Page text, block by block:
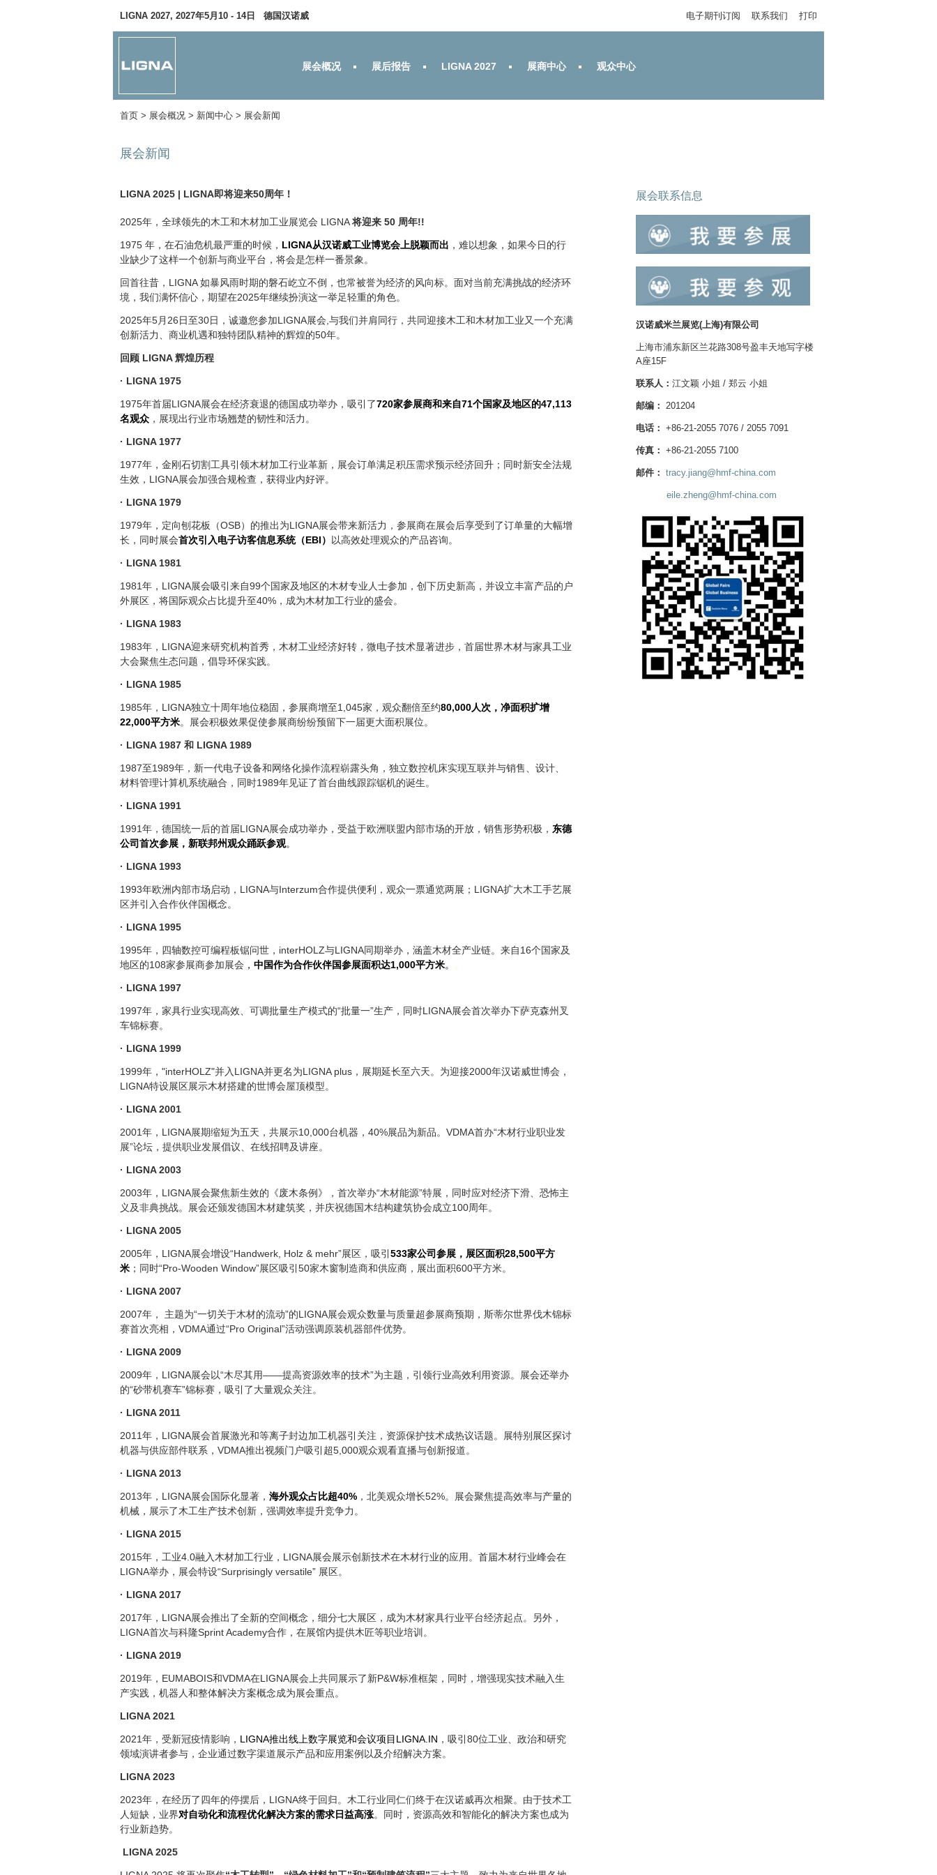
LIGNA 2027, 2027年5月10 - 14日 德国汉诺威 电子期刊订阅 联系我们 打印
展会概况 展后报告 LIGNA 2027 展商中心 观众中心
首页 > 展会概况 > 新闻中心 > 展会新闻
展会新闻
LIGNA 2025 | LIGNA即将迎来50周年！
2025年，全球领先的木工和木材加工业展览会 LIGNA将迎来 50 周年!!
1975 年，在石油危机最严重的时候， LIGNA从汉诺威工业博览会上脱颖而出 ，难以想象，如果今日的行
业缺少了这样一个创新与商业平台，将会是怎样一番景象。
回首往昔，LIGNA 如暴风雨时期的磐石屹立不倒，也常被誉为经济的风向标。面对当前充满挑战的经济环
境，我们满怀信心，期望在2025年继续扮演这一举足轻重的角色。
2025年5月26日至30日，诚邀您参加LIGNA展会,与我们并肩同行，共同迎接木工和木材加工业又一个充满
创新活力、商业机遇和独特团队精神的辉煌的50年。
回顾 LIGNA 辉煌历程
· LIGNA 1975
1975年首届LIGNA展会在经济衰退的德国成功举办，吸引了720家参展商和来自71个国家及地区的47,113
名观众 ，展现出行业市场翘楚的韧性和活力。
· LIGNA 1977
1977年，金刚石切割工具引领木材加工行业革新，展会订单满足积压需求预示经济回升；同时新安全法规
生效，LIGNA展会加强合规检查，获得业内好评。
· LIGNA 1979
1979年，定向刨花板（OSB）的推出为LIGNA展会带来新活力，参展商在展会后享受到了订单量的大幅增
长，同时展会首次引入电子访客信息系统（EBI） 以高效处理观众的产品咨询。
· LIGNA 1981
1981年，LIGNA展会吸引来自99个国家及地区的木材专业人士参加，创下历史新高，并设立丰富产品的户
外展区，将国际观众占比提升至40%，成为木材加工行业的盛会。
· LIGNA 1983
1983年，LIGNA迎来研究机构首秀，木材工业经济好转，微电子技术显著进步，首届世界木材与家具工业
大会聚焦生态问题，倡导环保实践。
· LIGNA 1985
1985年，LIGNA独立十周年地位稳固，参展商增至1,045家，观众翻倍至约80,000人次，净面积扩增
22,000平方米。展会积极效果促使参展商纷纷预留下一届更大面积展位。
· LIGNA 1987 和 LIGNA 1989
1987至1989年，新一代电子设备和网络化操作流程崭露头角，独立数控机床实现互联并与销售、设计、
材料管理计算机系统融合，同时1989年见证了首台曲线跟踪锯机的诞生。
· LIGNA 1991
1991年，德国统一后的首届LIGNA展会成功举办，受益于欧洲联盟内部市场的开放，销售形势积极， 东德
公司首次参展，新联邦州观众踊跃参观。
· LIGNA 1993
1993年欧洲内部市场启动，LIGNA与Interzum合作提供便利，观众一票通览两展；LIGNA扩大木工手艺展
区并引入合作伙伴国概念。
· LIGNA 1995
1995年，四轴数控可编程板锯问世，interHOLZ与LIGNA同期举办，涵盖木材全产业链。来自16个国家及
地区的108家参展商参加展会 ， 中国作为合作伙伴国参展面积达1,000平方米。 。
· LIGNA 1997
1997年，家具行业实现高效、可调批量生产模式的“批量一”生产，同时LIGNA展会首次举办下萨克森州叉
车锦标赛。
· LIGNA 1999
1999年，"interHOLZ"并入LIGNA并更名为LIGNA plus，展期延长至六天。为迎接2000年汉诺威世博会，
LIGNA特设展区展示木材搭建的世博会屋顶模型。
· LIGNA 2001
2001年，LIGNA展期缩短为五天，共展示10,000台机器，40%展品为新品。VDMA首办“木材行业职业发
展”论坛，提供职业发展倡议、在线招聘及讲座。
· LIGNA 2003
2003年，LIGNA展会聚焦新生效的《废木条例》，首次举办“木材能源”特展，同时应对经济下滑、恐怖主
义及非典挑战。展会还颁发德国木材建筑奖，并庆祝德国木结构建筑协会成立100周年。
· LIGNA 2005
2005年，LIGNA展会增设“Handwerk, Holz & mehr”展区，吸引 533家公司参展，展区面积28,500平方
米 ；同时“Pro-Wooden Window”展区吸引50家木窗制造商和供应商，展出面积600平方米。
· LIGNA 2007
2007年， 主题为“一切关于木材的流动”的LIGNA展会观众数量与质量超参展商预期，斯蒂尔世界伐木锦标
赛首次亮相，VDMA通过“Pro Original”活动强调原装机器部件优势。
· LIGNA 2009
2009年，LIGNA展会以“木尽其用——提高资源效率的技术”为主题，引领行业高效利用资源。展会还举办
的“砂带机赛车”锦标赛，吸引了大量观众关注。
· LIGNA 2011
2011年，LIGNA展会首展激光和等离子封边加工机器引关注，资源保护技术成热议话题。展特别展区探讨
机器与供应部件联系，VDMA推出视频门户吸引超5,000观众观看直播与创新报道。
· LIGNA 2013
2013年，LIGNA展会国际化显著， 海外观众占比超40% ，北美观众增长52%。展会聚焦提高效率与产量的
机械，展示了木工生产技术创新，强调效率提升竞争力。
· LIGNA 2015
2015年，工业4.0融入木材加工行业，LIGNA展会展示创新技术在木材行业的应用。首届木材行业峰会在
LIGNA举办，展会特设“Surprisingly versatile” 展区。
· LIGNA 2017
2017年，LIGNA展会推出了全新的空间概念，细分七大展区，成为木材家具行业平台经济起点。另外，
LIGNA首次与科隆Sprint Academy合作，在展馆内提供木匠等职业培训。
· LIGNA 2019
2019年，EUMABOIS和VDMA在LIGNA展会上共同展示了新P&W标准框架，同时，增强现实技术融入生
产实践，机器人和整体解决方案概念成为展会重点。
LIGNA 2021
2021年，受新冠疫情影响， LIGNA推出线上数字展览和会议项目LIGNA.IN ，吸引80位工业、政治和研究
领域演讲者参与，企业通过数字渠道展示产品和应用案例以及介绍解决方案。
LIGNA 2023
2023年，在经历了四年的停摆后，LIGNA终于回归。木工行业同仁们终于在汉诺威再次相聚。由于技术工
人短缺，业界对自动化和流程优化解决方案的需求日益高涨。同时，资源高效和智能化的解决方案也成为
行业新趋势。
LIGNA 2025
展会联系信息
汉诺威米兰展览(上海)有限公司
上海市浦东新区兰花路308号盈丰天地写字楼
A座15F
联系人： 江文颖 小姐 / 郑云 小姐
邮编： 201204
电话： +86-21-2055 7076 / 2055 7091
传真： +86-21-2055 7100
邮件： tracy.jiang@hmf-china.com
eile.zheng@hmf-china.com